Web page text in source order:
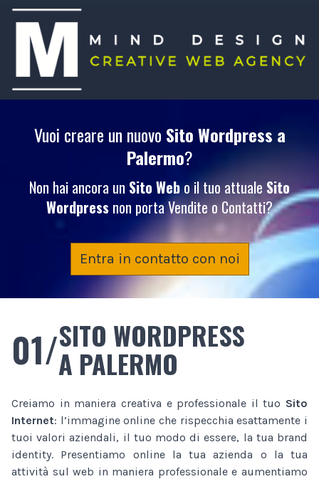
Vuoi creare un nuovo Sito Wordpress a
Palermo?
Non hai ancora un Sito Webo il tuo attualeSito
Wordpress non porta Vendite o Contatti?
Entra in contatto con noi
01/SITO WORDPRESS
A PALERMO
Creiamo in maniera creativa e professionale il tuo Sito
Internet: l’immagine online che rispecchia esattamente i
tuoi valori aziendali, il tuo modo di essere, la tua brand
identity. Presentiamo online la tua azienda o la tua
attività sul web in maniera professionale e aumentiamo